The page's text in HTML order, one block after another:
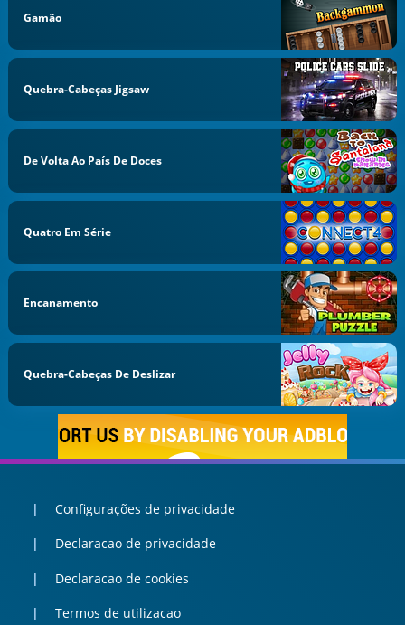
Gamão
Quebra-Cabeças Jigsaw
De Volta Ao País De Doces
Quatro Em Série
Encanamento
Quebra-Cabeças De Deslizar
Configurações de privacidade
Declaracao de privacidade
Declaracao de cookies
Termos de utilizacao